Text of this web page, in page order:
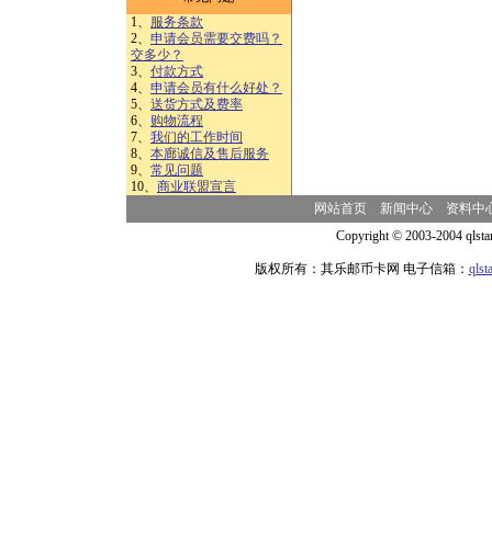
1、 服务条款
2、 申请会员需要交费吗？
交多少？
3、 付款方式
4、 申请会员有什么好处？
5、 送货方式及费率
6、 购物流程
7、 我们的工作时间
8、 本廊诚信及售后服务
9、 常见问题
10、 商业联盟宣言
网站首页 新闻中心
资料中
Copyright © 2003-2004
版权所有：其乐邮币卡网 电子信箱：